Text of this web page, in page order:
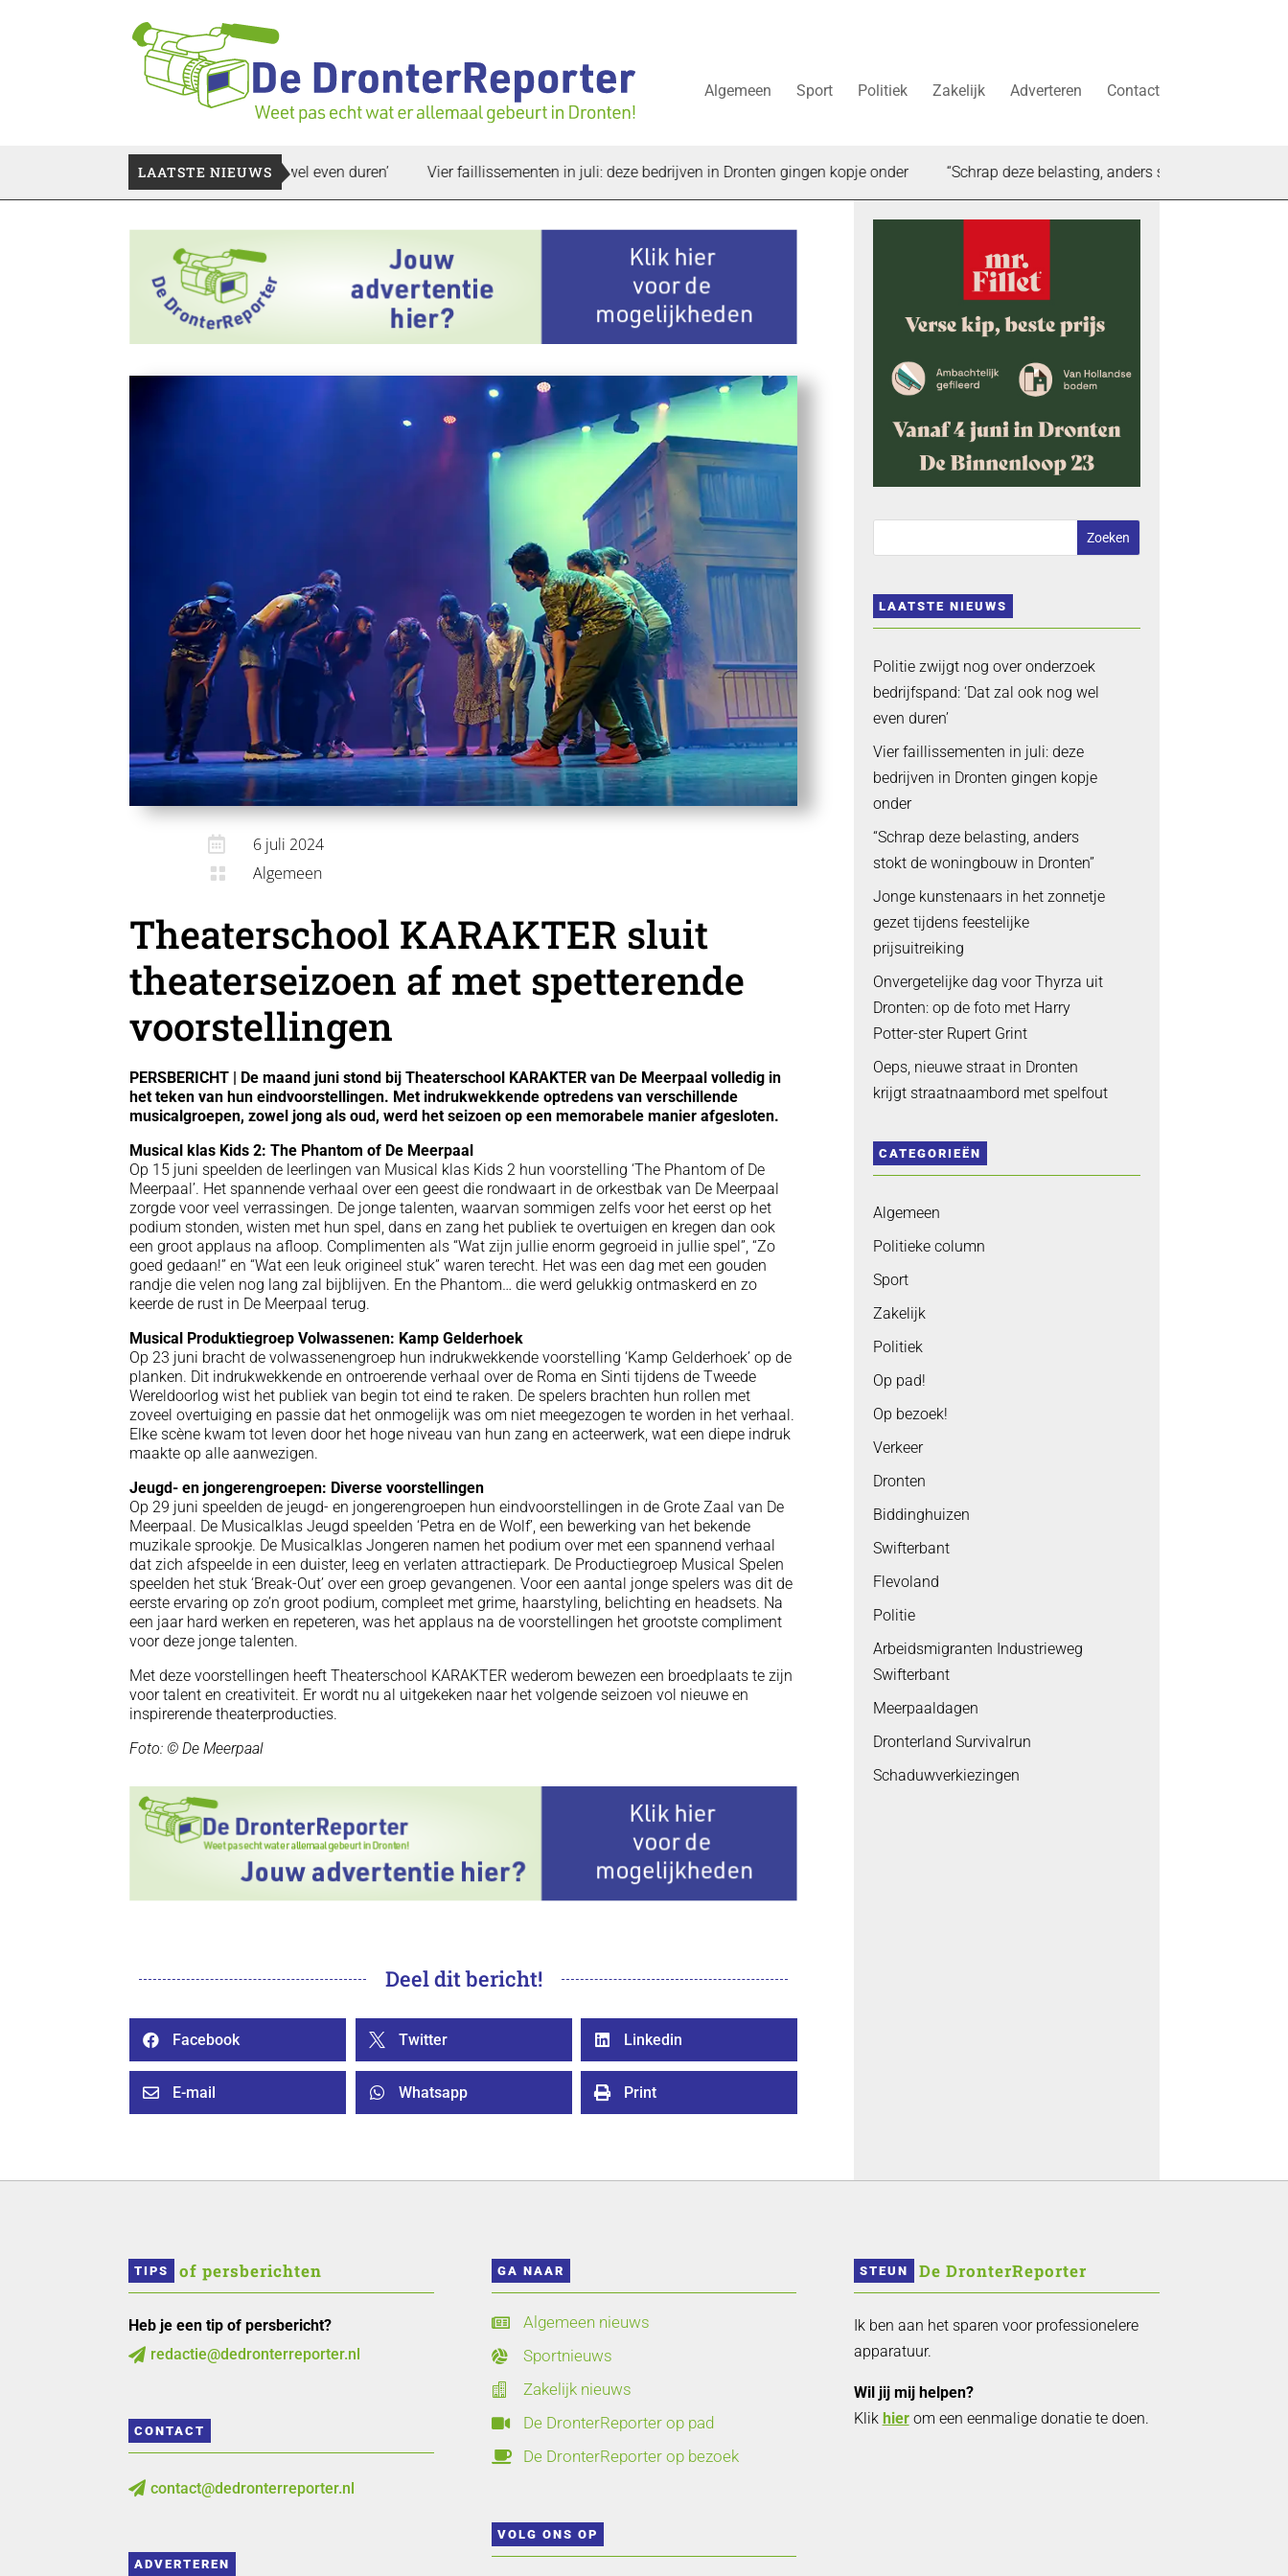
Algemeen Sport Politiek Zakelijk Adverteren Contact
LAATSTE NIEUWS
bedrijfspand: ‘Dat zal ook nog wel even duren’ Vier faillissementen in juli: deze bedrijven in Dronten gingen kopje onder “Schrap deze belasting, anders stokt de woningbouw in
 6 juli 2024
 Algemeen
Theaterschool KARAKTER sluit
theaterseizoen af met spetterende
voorstellingen
PERSBERICHT | De maand juni stond bij Theaterschool KARAKTER van De Meerpaal volledig in
het teken van hun eindvoorstellingen. Met indrukwekkende optredens van verschillende
musicalgroepen, zowel jong als oud, werd het seizoen op een memorabele manier afgesloten.
Musical klas Kids 2: The Phantom of De Meerpaal
Op 15 juni speelden de leerlingen van Musical klas Kids 2 hun voorstelling ‘The Phantom of De
Meerpaal’. Het spannende verhaal over een geest die rondwaart in de orkestbak van De Meerpaal
zorgde voor veel verrassingen. De jonge talenten, waarvan sommigen zelfs voor het eerst op het
podium stonden, wisten met hun spel, dans en zang het publiek te overtuigen en kregen dan ook
een groot applaus na afloop. Complimenten als “Wat zijn jullie enorm gegroeid in jullie spel”, “Zo
goed gedaan!” en “Wat een leuk origineel stuk” waren terecht. Het was een dag met een gouden
randje die velen nog lang zal bijblijven. En the Phantom… die werd gelukkig ontmaskerd en zo
keerde de rust in De Meerpaal terug.
Musical Produktiegroep Volwassenen: Kamp Gelderhoek
Op 23 juni bracht de volwassenengroep hun indrukwekkende voorstelling ‘Kamp Gelderhoek’ op de
planken. Dit indrukwekkende en ontroerende verhaal over de Roma en Sinti tijdens de Tweede
Wereldoorlog wist het publiek van begin tot eind te raken. De spelers brachten hun rollen met
zoveel overtuiging en passie dat het onmogelijk was om niet meegezogen te worden in het verhaal.
Elke scène kwam tot leven door het hoge niveau van hun zang en acteerwerk, wat een diepe indruk
maakte op alle aanwezigen.
Jeugd- en jongerengroepen: Diverse voorstellingen
Op 29 juni speelden de jeugd- en jongerengroepen hun eindvoorstellingen in de Grote Zaal van De
Meerpaal. De Musicalklas Jeugd speelden ‘Petra en de Wolf’, een bewerking van het bekende
muzikale sprookje. De Musicalklas Jongeren namen het podium over met een spannend verhaal
dat zich afspeelde in een duister, leeg en verlaten attractiepark. De Productiegroep Musical Spelen
speelden het stuk ‘Break-Out’ over een groep gevangenen. Voor een aantal jonge spelers was dit de
eerste ervaring op zo’n groot podium, compleet met grime, haarstyling, belichting en headsets. Na
een jaar hard werken en repeteren, was het applaus na de voorstellingen het grootste compliment
voor deze jonge talenten.
Met deze voorstellingen heeft Theaterschool KARAKTER wederom bewezen een broedplaats te zijn
voor talent en creativiteit. Er wordt nu al uitgekeken naar het volgende seizoen vol nieuwe en
inspirerende theaterproducties.
Foto: © De Meerpaal
Deel dit bericht!
 Facebook  Twitter  Linkedin
 E-mail  Whatsapp  Print
LAATSTE NIEUWS
Politie zwijgt nog over onderzoek
bedrijfspand: ‘Dat zal ook nog wel
even duren’
Vier faillissementen in juli: deze
bedrijven in Dronten gingen kopje
onder
“Schrap deze belasting, anders
stokt de woningbouw in Dronten”
Jonge kunstenaars in het zonnetje
gezet tijdens feestelijke
prijsuitreiking
Onvergetelijke dag voor Thyrza uit
Dronten: op de foto met Harry
Potter-ster Rupert Grint
Oeps, nieuwe straat in Dronten
krijgt straatnaambord met spelfout
CATEGORIEËN
Algemeen
Politieke column
Sport
Zakelijk
Politiek
Op pad!
Op bezoek!
Verkeer
Dronten
Biddinghuizen
Swifterbant
Flevoland
Politie
Arbeidsmigranten Industrieweg
Swifterbant
Meerpaaldagen
Dronterland Survivalrun
Schaduwverkiezingen
TIPS of persberichten
Heb je een tip of persbericht?
 redactie@dedronterreporter.nl
CONTACT
 contact@dedronterreporter.nl
ADVERTEREN
GA NAAR
 Algemeen nieuws
 Sportnieuws
 Zakelijk nieuws
 De DronterReporter op pad
 De DronterReporter op bezoek
VOLG ONS OP
STEUN De DronterReporter
Ik ben aan het sparen voor professionelere
apparatuur.
Wil jij mij helpen?
Klik hierom een eenmalige donatie te doen.